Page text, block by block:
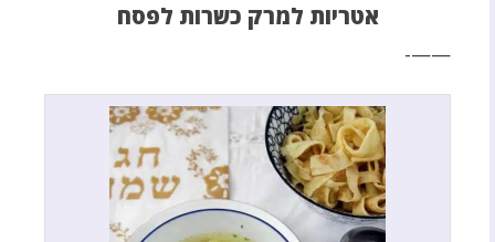
אטריות למרק כשרות לפסח
——-